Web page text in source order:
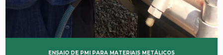
ENSAIO DE PMI PARA MATERIAIS METÁLICOS